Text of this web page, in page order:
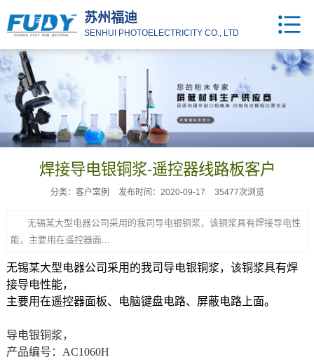
苏州福迪
SENHUI PHOTOELECTRICITY CO., LTD
焊接导电银铜浆-遥控器线路板客户
分类：客户案例 发布时间：2020-09-17 35477次浏览
无锡某大型电器公司采用的我司导电银铜浆，该铜浆具有焊接导电性
能，主要用在遥控器面...
无锡某大型电器公司采用的我司 导电银铜浆，该铜浆具有焊
接导电性能，
主要用在遥控器面板、电脑键盘电路、屏蔽电路上面。
导电银铜浆，
产品编号：AC1060H